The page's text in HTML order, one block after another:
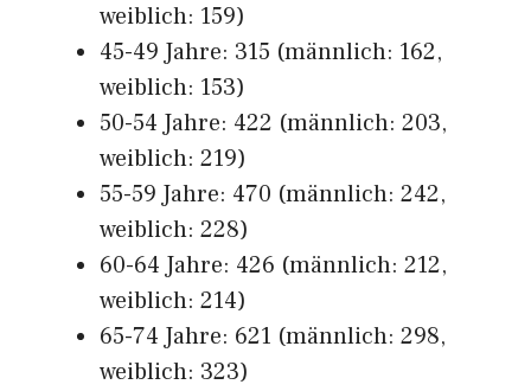
weiblich: 159)
45-49 Jahre: 315 (männlich: 162,
weiblich: 153)
50-54 Jahre: 422 (männlich: 203,
weiblich: 219)
55-59 Jahre: 470 (männlich: 242,
weiblich: 228)
60-64 Jahre: 426 (männlich: 212,
weiblich: 214)
65-74 Jahre: 621 (männlich: 298,
weiblich: 323)